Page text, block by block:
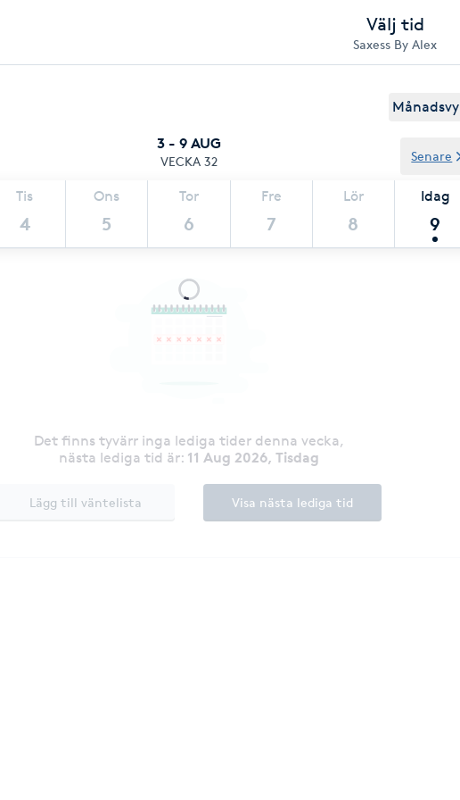
Välj tid
Saxess By Alex
Månadsvy
3 - 9 AUG
VECKA 32
Tis
4
Ons
5
Tor
6
Fre
7
Lör
8
Idag
9
Senare
Det finns tyvärr inga lediga tider denna vecka,
nästa lediga tid är: 11 Aug 2026, Tisdag
Lägg till väntelista Visa nästa lediga tid